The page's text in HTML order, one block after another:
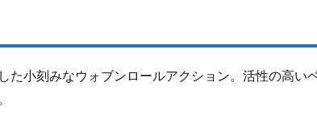
た小刻みなウォブンロールアクション。活性の高い